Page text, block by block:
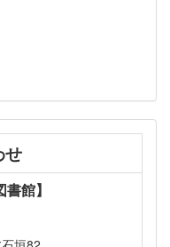
せ
館】